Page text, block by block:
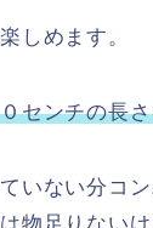
しめます。
センチの長
いない分コン